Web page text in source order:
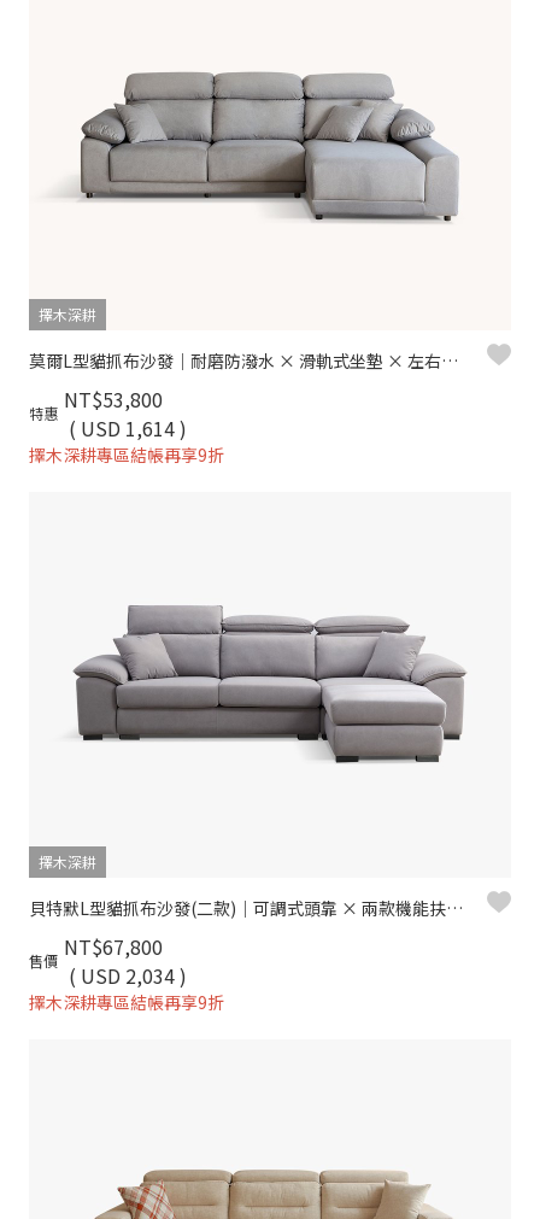
擇木深耕
莫爾L型貓抓布沙發｜耐磨防潑水 × 滑軌式坐墊 × 左右型可選–擇木深耕
特惠 NT$53,800
( USD 1,614 )
擇木深耕專區結帳再享9折
擇木深耕
貝特默L型貓抓布沙發(二款)｜可調式頭靠 × 兩款機能扶手 × 耐磨防潑水–擇木深耕
售價 NT$67,800
( USD 2,034 )
擇木深耕專區結帳再享9折